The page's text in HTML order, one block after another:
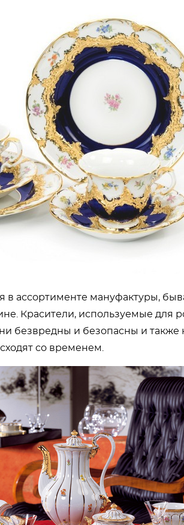
ассортименте мануфактуры,
Красители, используемые для
безвредны и безопасны и также
со временем.